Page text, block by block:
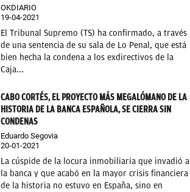
OKDIARIO
19-04-2021
El Tribunal Supremo (TS) ha confirmado, a través
de una sentencia de su sala de Lo Penal, que está
bien hecha la condena a los exdirectivos de la
Caja...
CABO CORTÉS, EL PROYECTO MÁS MEGALÓMANO DE LA
HISTORIA DE LA BANCA ESPAÑOLA, SE CIERRA SIN
CONDENAS
Eduardo Segovia
20-01-2021
La cúspide de la locura inmobiliaria que invadió a
la banca y que acabó en la mayor crisis financiera
de la historia no estuvo en España, sino en